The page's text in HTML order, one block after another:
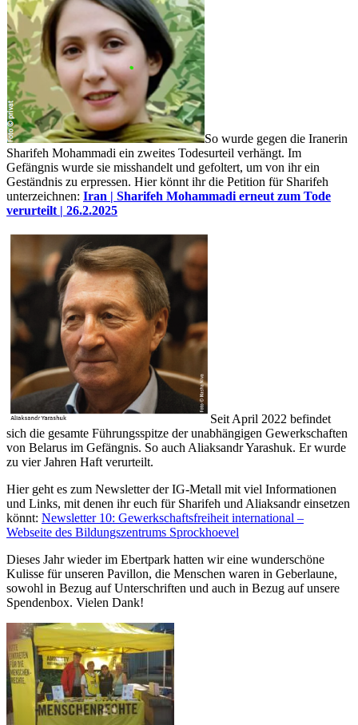
So wurde gegen die Iranerin
Sharifeh Mohammadi ein zweites Todesurteil verhängt. Im
Gefängnis wurde sie misshandelt und gefoltert, um von ihr ein
Geständnis zu erpressen. Hier könnt ihr die Petition für Sharifeh
unterzeichnen: Iran | Sharifeh Mohammadi erneut zum Tode
verurteilt | 26.2.2025
Seit April 2022 befindet
sich die gesamte Führungsspitze der unabhängigen Gewerkschaften
von Belarus im Gefängnis. So auch Aliaksandr Yarashuk. Er wurde
zu vier Jahren Haft verurteilt.
Hier geht es zum Newsletter der IG-Metall mit viel Informationen
und Links, mit denen ihr euch für Sharifeh und Aliaksandr einsetzen
könnt: Newsletter 10: Gewerkschaftsfreiheit international –
Webseite des Bildungszentrums Sprockhoevel
Dieses Jahr wieder im Ebertpark hatten wir eine wunderschöne
Kulisse für unseren Pavillon, die Menschen waren in Geberlaune,
sowohl in Bezug auf Unterschriften und auch in Bezug auf unsere
Spendenbox. Vielen Dank!